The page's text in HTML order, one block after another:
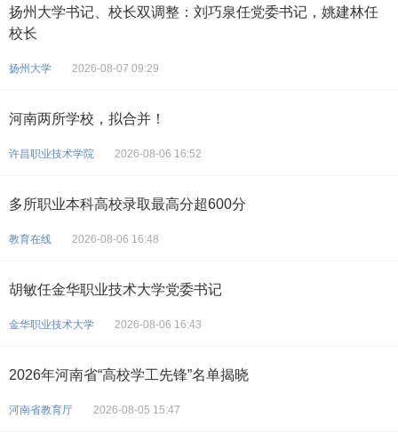
扬州大学书记、校长双调整：刘巧泉任党委书记，姚建林任
校长
扬州大学 2026-08-07 09:29
河南两所学校，拟合并！
许昌职业技术学院 2026-08-06 16:52
多所职业本科高校录取最高分超600分
教育在线 2026-08-06 16:48
胡敏任金华职业技术大学党委书记
金华职业技术大学 2026-08-06 16:43
2026年河南省“高校学工先锋”名单揭晓
河南省教育厅 2026-08-05 15:47